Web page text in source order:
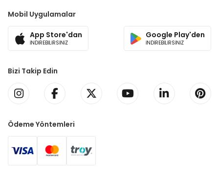
Mobil Uygulamalar
App Store'dan
İNDİREBİLİRSİNİZ
Google Play'den
İNDİREBİLİRSİNİZ
Bizi Takip Edin
Ödeme Yöntemleri